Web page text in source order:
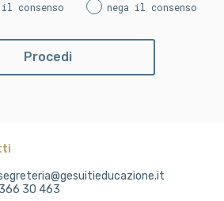
consenso nega il consenso
30 463